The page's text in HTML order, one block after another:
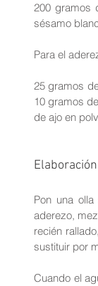
200 gramos
sésamo
Para el
25 gramos
10 gramos
de ajo en
Elaboración
Pon una
aderezo,
recién
sustituir por
Cuando el